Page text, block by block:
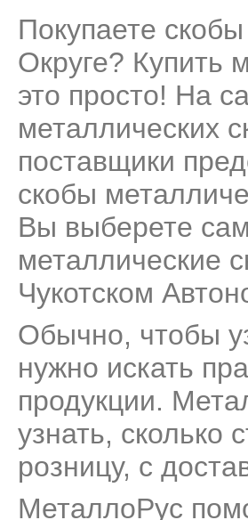
Покупаете
Округе? Купить
это просто! На
металлических
поставщики
скобы
Вы выберете
металлические
Чукотском
Обычно, чтобы
нужно искать
продукции.
узнать, сколько
розницу, с
МеталлоРус